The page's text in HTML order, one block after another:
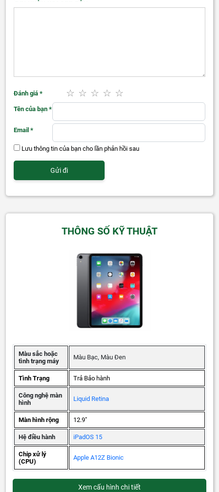
Đánh giá *
Tên của bạn *
Email *
Lưu thông tin của bạn cho lần phản hồi sau
THÔNG SỐ KỸ THUẬT
Màu sắc hoặc
tình trạng máy
Màu Bạc, Màu Đen
Tình Trạng Trả Bảo hành
Công nghệ màn
hình
Liquid Retina
Màn hình rộng 12.9"
Hệ điều hành iPadOS 15
Chip xử lý
(CPU)
Apple A12Z Bionic
Xem cấu hình chi tiết